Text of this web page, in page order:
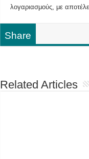
λογαριασμούς, με
Share
Related Articles